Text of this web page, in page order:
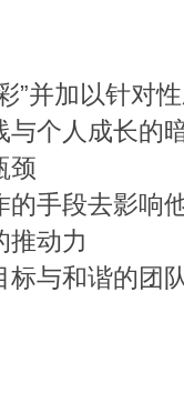
”并加以针对
与个人成长的
颈
的手段去影响
推动力
标与和谐的团